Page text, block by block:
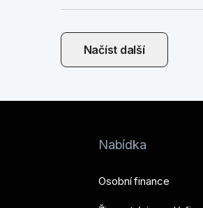
Načíst další
Nabídka
Osobní finance